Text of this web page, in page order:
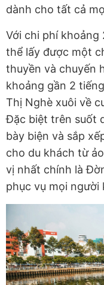
dành cho tất cả
Với chi phí
thể lấy được một
thuyền và chuyến
khoảng gần 2
Thị Nghè xuôi về
Đặc biệt trên suốt
bày biện và sắp
cho du khách từ
vị nhất chính là
phục vụ mọi người